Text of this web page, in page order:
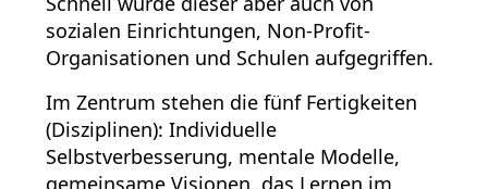
sozialen Einrichtungen, Non-Profit-
Organisationen und Schulen aufgegriffen.
Im Zentrum stehen die fünf Fertigkeiten
(Disziplinen): Individuelle
Selbstverbesserung, mentale Modelle,